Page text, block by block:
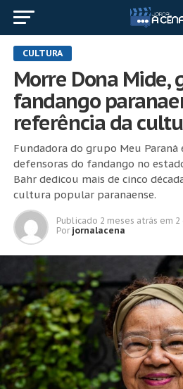
CULTURA
Morre Dona Mide,
fandango
referência da
Fundadora do grupo Meu Paraná
defensoras do fandango no
Bahr dedicou mais de cinco
cultura popular paranaense.
Publicado 2 meses atrás em 2
Por jornalacena